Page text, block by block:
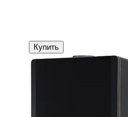
Купить